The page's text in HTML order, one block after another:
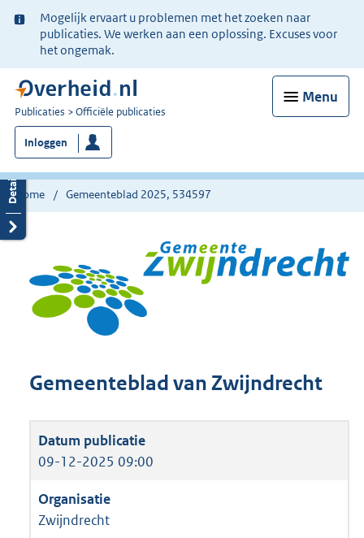
Ter
informatie:
Mogelijk ervaart u problemen met het zoeken naar
publicaties. We werken aan een oplossing. Excuses voor
het ongemak.
Menu
U
bent
nu
hier:
Publicaties Officiële publicaties
Inloggen
Home Gemeenteblad 2025, 534597
Gemeenteblad van Zwijndrecht
09-12-2025 09:00
Zwijndrecht